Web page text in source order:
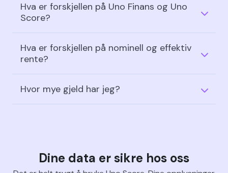
Hva er forskjellen på Uno Finans og Uno
Score?
Hva er forskjellen på nominell og effektiv
rente?
Hvor mye gjeld har jeg?
Dine data er sikre hos oss